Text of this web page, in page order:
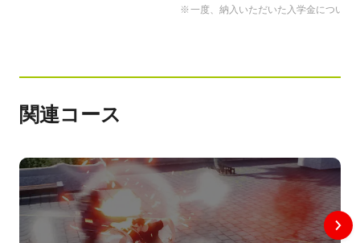
一度、納入いただいた入学金につい
関連コース